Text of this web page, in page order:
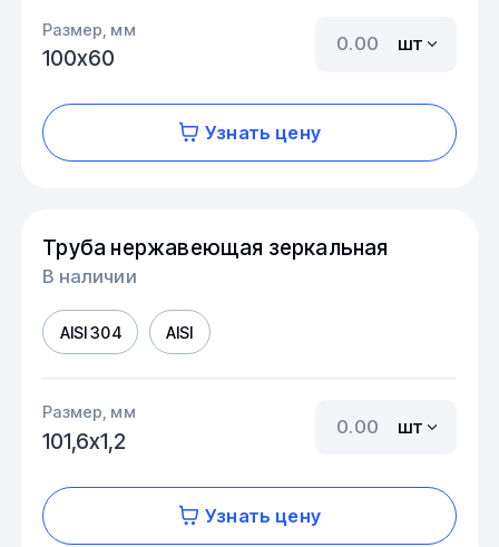
Размер, мм
100х60
шт
Узнать цену
Труба нержавеющая зеркальная
В наличии
AISI 304 AISI
Размер, мм
101,6х1,2
шт
Узнать цену